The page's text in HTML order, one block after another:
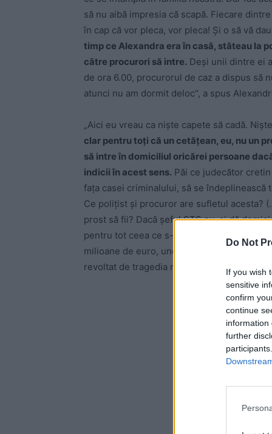
Do Not
If you wish
sensitive
confirm
continue
information
further
să nu aibă impresia că scapă. Fiecare
în cap că vor pleca, vor pleca! Şi o să vă
timp ce Alexandra era în casă, stăteau la
către procurori să intre. Deşi unii dintre ei
de ora 6.00, procurorul de caz a dispus să
atunci nu am dormit deloc“, a spus
„Aici eu vreau ca nişte capete să cadă.
clar pentru toţi că un cetăţean, eu, nu un
să intre în domiciliul oricărei persoane
indicii în acest sens. Păi ce judecător
faţa casei criminalului, să se
Ce poliţist şi procuror are sufletul acesta?
prost să fii? Dacă şeful STS nu-şi dă
pentru tot ceea ce s-a întâmpat la STS, de
milioane de euro, unde au ajuns banii ăia?
revoltat de tragedia nepoatei sale.